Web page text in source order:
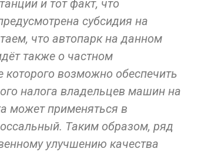
и тот факт, что
субсидия на
что автопарк на данном
также о частном
которого возможно обеспечить
налога владельцев машин на
может применяться в
Таким образом, ряд
улучшению качества